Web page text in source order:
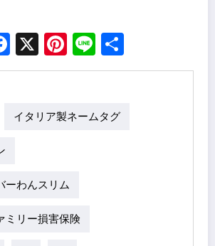
Facebook
X Pinterest
Line
イタリア製ネームタグ
ーわんスリム
ミリー損害保険